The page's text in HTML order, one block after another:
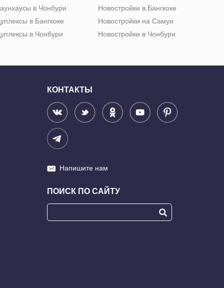
в Чонбури
в Бангкоке
в Чонбури
Новостройки в Бангкоке
Новостройки на Самуи
Новостройки в Чонбури
КОНТАКТЫ
Напишите нам
ПОИСК ПО САЙТУ